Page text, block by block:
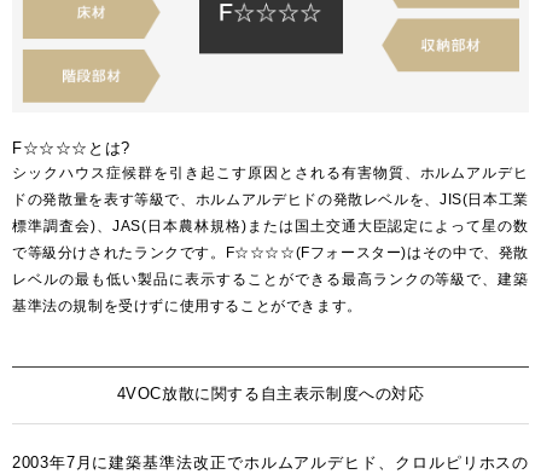
F☆☆☆☆とは?
シックハウス症候群を引き起こす原因とされる有害物質、ホルムアルデヒ
ドの発散量を表す等級で、ホルムアルデヒドの発散レベルを、JIS(日本工業
標準調査会)、JAS(日本農林規格)または国土交通大臣認定によって星の数
で等級分けされたランクです。F☆☆☆☆(Fフォースター)はその中で、発散
レベルの最も低い製品に表示することができる最高ランクの等級で、建築
基準法の規制を受けずに使用することができます。
4VOC放散に関する自主表示制度への対応
2003年7月に建築基準法改正でホルムアルデヒド、クロルピリホスの